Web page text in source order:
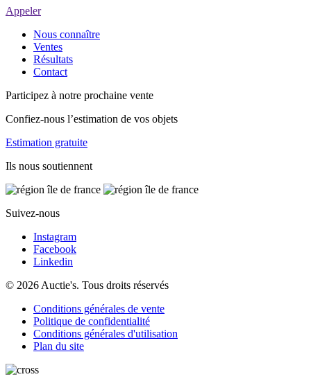
Appeler
Nous connaître
Ventes
Résultats
Contact
Participez à notre prochaine vente
Confiez-nous l’estimation de vos objets
Estimation gratuite
Ils nous soutiennent
Suivez-nous
Instagram
Facebook
Linkedin
© 2026 Auctie's. Tous droits réservés
Conditions générales de vente
Politique de confidentialité
Conditions générales d'utilisation
Plan du site